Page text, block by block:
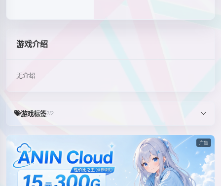
游戏介绍
无介绍
游戏标签2/2
广告